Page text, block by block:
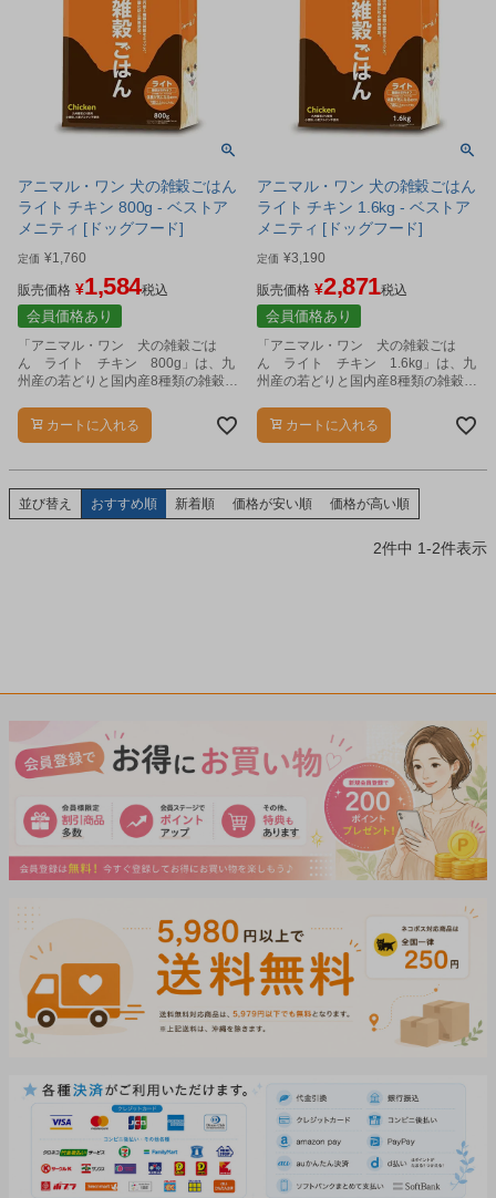
アニマル・ワン 犬の雑穀ごはん
ライト チキン 800g - ベストア
メニティ [ドッグフード]
定価 ¥1,760
販売価格 ¥1,584税込
会員価格あり
「アニマル・ワン 犬の雑穀ごは
ん ライト チキン 800g」は、九
州産の若どりと国内産8種類の雑穀を
ラルなドックフードです。
カートに入れる
アニマル・ワン 犬の雑穀ごはん
ライト チキン 1.6kg - ベストア
メニティ [ドッグフード]
定価 ¥3,190
販売価格 ¥2,871税込
会員価格あり
「アニマル・ワン 犬の雑穀ごは
ん ライト チキン 1.6kg」は、九
州産の若どりと国内産8種類の雑穀を
ラルなドックフードです。
カートに入れる
並び替え おすすめ順 新着順 価格が安い順 価格が高い順
2件中 1-2件表示